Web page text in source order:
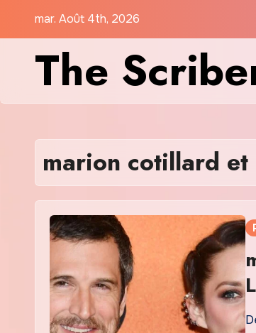
mar. Août 4th, 2026
The
marion cotillard